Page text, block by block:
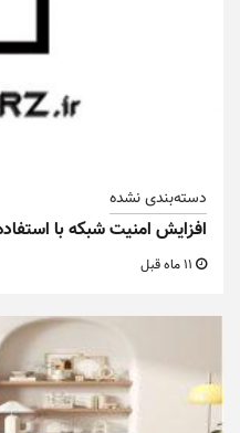
دسته‌بندی نشده
افزایش امنیت شبکه با